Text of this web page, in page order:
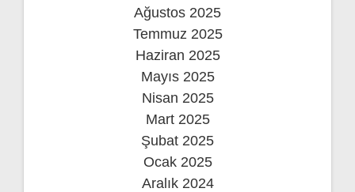
Ağustos 2025
Temmuz 2025
Haziran 2025
Mayıs 2025
Nisan 2025
Mart 2025
Şubat 2025
Ocak 2025
Aralık 2024